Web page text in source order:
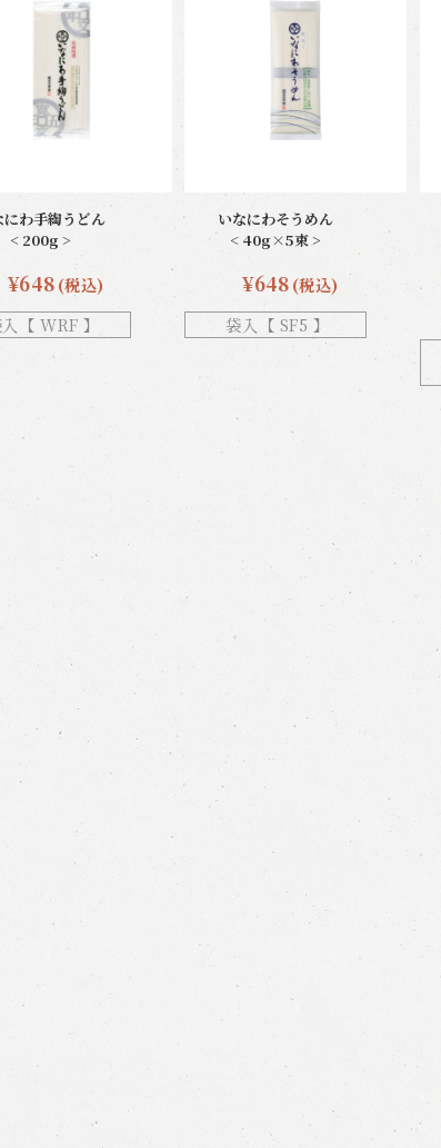
にわ手綯うどん
< 200g >
¥648(税込)
【 WRF 】
いなにわそうめん
< 40g×5束 >
¥648(税込)
袋入【 SF5 】